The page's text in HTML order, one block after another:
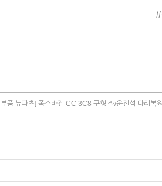
부품 뉴파츠] 폭스바겐 CC 3C8 구형 좌/운전석 다리